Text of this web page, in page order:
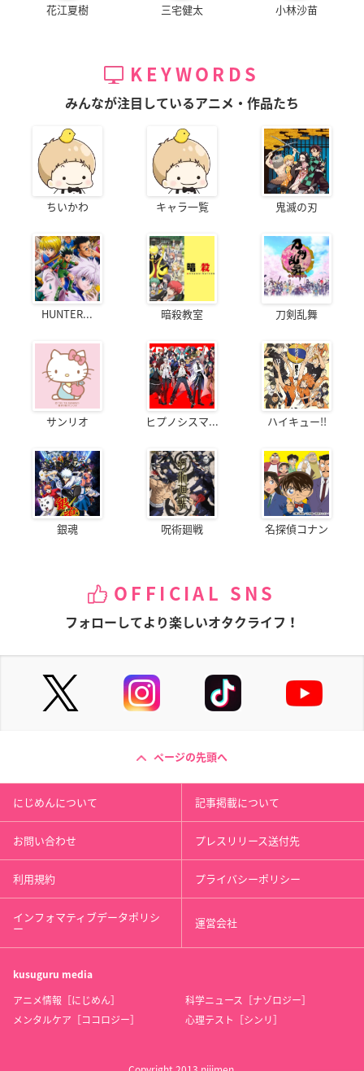
花江夏樹 三宅健太 小林沙苗
KEYWORDS
みんなが注目しているアニメ・作品たち
ちいかわ キャラ一覧 鬼滅の刃
HUNTER... 暗殺教室 刀剣乱舞
サンリオ ヒプノシスマ... ハイキュー!!
銀魂 呪術廻戦 名探偵コナン
OFFICIAL SNS
フォローしてより楽しいオタクライフ！
ページの先頭へ
にじめんについて 記事掲載について
お問い合わせ プレスリリース送付先
利用規約 プライバシーポリシー
インフォマティブデータポリシ
ー 運営会社
kusuguru media
アニメ情報［にじめん］
科学ニュース［ナゾロジー］
メンタルケア［ココロジー］
心理テスト［シンリ］